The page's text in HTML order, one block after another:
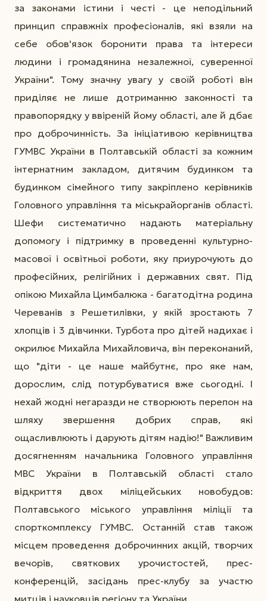
за законами істини і честі - це неподільний
принцип справжніх професіоналів, які взяли на
себе обов'язок боронити права та інтереси
людини і громадянина незалежної, суверенної
України". Тому значну увагу у своїй роботі він
приділяє не лише дотриманню законності та
правопорядку у ввіреній йому області, але й дбає
про доброчинність. За ініціативою керівництва
ГУМВС України в Полтавській області за кожним
інтернатним закладом, дитячим будинком та
будинком сімейного типу закріплено керівників
Головного управління та міськрайорганів області.
Шефи систематично надають матеріальну
допомогу і підтримку в проведенні культурно-
масової і освітньої роботи, яку приурочують до
професійних, релігійних і державних свят. Під
опікою Михайла Цимбалюка - багатодітна родина
Череванів з Решетилівки, у якій зростають 7
хлопців і 3 дівчинки. Турбота про дітей надихає і
окрилює Михайла Михайловича, він переконаний,
що "діти - це наше майбутнє, про яке нам,
дорослим, слід потурбуватися вже сьогодні. І
нехай жодні негаразди не створюють перепон на
шляху звершення добрих справ, які
ощасливлюють і дарують дітям надію!" Важливим
досягненням начальника Головного управління
МВС України в Полтавській області стало
відкриття двох міліцейських новобудов:
Полтавського міського управління міліції та
спорткомплексу ГУМВС. Останній став також
місцем проведення доброчинних акцій, творчих
вечорів, святкових урочистостей, прес-
конференцій, засідань прес-клубу за участю
митців і науковців регіону та України.